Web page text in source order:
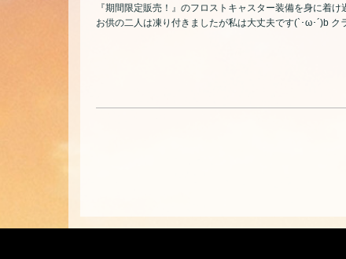
『期間限定販売！』のフロストキャスター装備を身に着
お供の二人は凍り付きましたが私は大丈夫です(`･ω･´)b